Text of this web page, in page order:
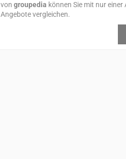
von groupedia können Sie mit nur einer
Angebote vergleichen.